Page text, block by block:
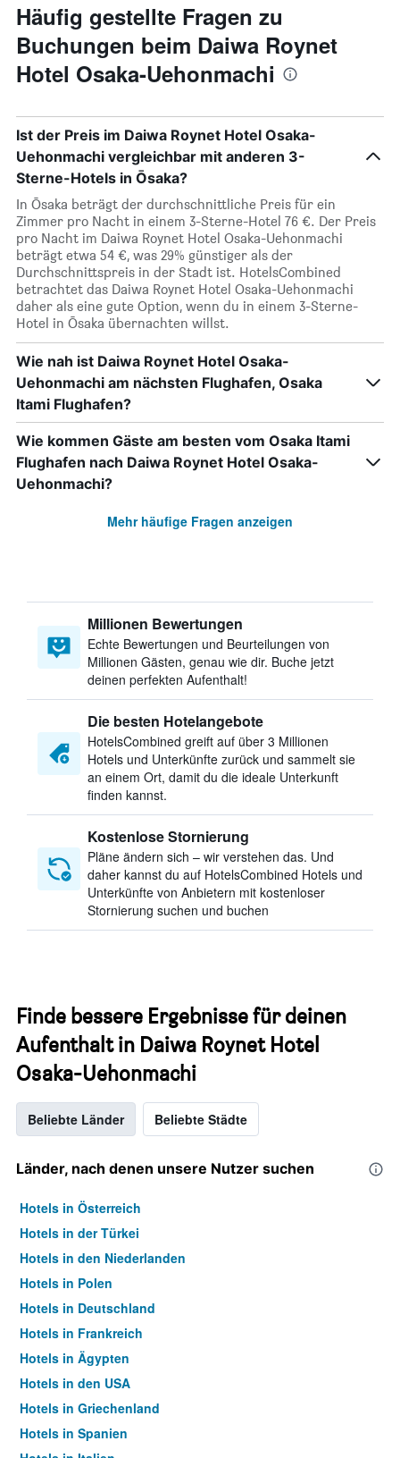
Häufig gestellte Fragen zu
Buchungen beim Daiwa Roynet
Hotel Osaka-Uehonmachi
Ist der Preis im Daiwa Roynet Hotel Osaka-
Uehonmachi vergleichbar mit anderen 3-
Sterne-Hotels in Ōsaka?
In Ōsaka beträgt der durchschnittliche Preis für ein
Zimmer pro Nacht in einem 3-Sterne-Hotel 76 €. Der Preis
pro Nacht im Daiwa Roynet Hotel Osaka-Uehonmachi
beträgt etwa 54 €, was 29% günstiger als der
Durchschnittspreis in der Stadt ist. HotelsCombined
betrachtet das Daiwa Roynet Hotel Osaka-Uehonmachi
daher als eine gute Option, wenn du in einem 3-Sterne-
Hotel in Ōsaka übernachten willst.
Wie nah ist Daiwa Roynet Hotel Osaka-
Uehonmachi am nächsten Flughafen, Osaka
Itami Flughafen?
Wie kommen Gäste am besten vom Osaka Itami
Flughafen nach Daiwa Roynet Hotel Osaka-
Uehonmachi?
Mehr häufige Fragen anzeigen
Millionen Bewertungen
Echte Bewertungen und Beurteilungen von
Millionen Gästen, genau wie dir. Buche jetzt
deinen perfekten Aufenthalt!
Die besten Hotelangebote
HotelsCombined greift auf über 3 Millionen
Hotels und Unterkünfte zurück und sammelt sie
an einem Ort, damit du die ideale Unterkunft
finden kannst.
Kostenlose Stornierung
Pläne ändern sich – wir verstehen das. Und
daher kannst du auf HotelsCombined Hotels und
Unterkünfte von Anbietern mit kostenloser
Stornierung suchen und buchen
Finde bessere Ergebnisse für deinen
Aufenthalt in Daiwa Roynet Hotel
Osaka-Uehonmachi
Beliebte Länder Beliebte Städte
Länder, nach denen unsere Nutzer suchen
Hotels in Österreich
Hotels in der Türkei
Hotels in den Niederlanden
Hotels in Polen
Hotels in Deutschland
Hotels in Frankreich
Hotels in Ägypten
Hotels in den USA
Hotels in Griechenland
Hotels in Spanien